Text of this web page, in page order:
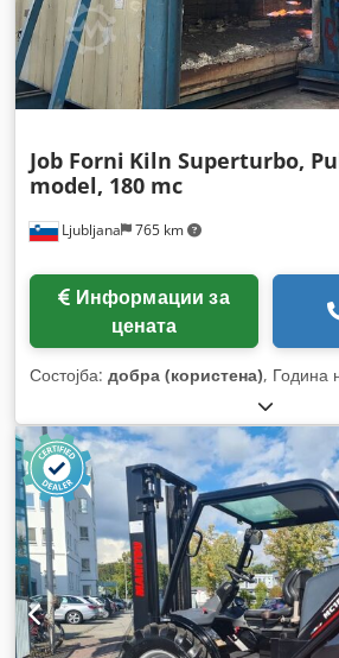
Ljubljana 765 km
Job Forni Kiln Superturbo,
model, 180 mc
цената
Состојба: добра (користена), Година